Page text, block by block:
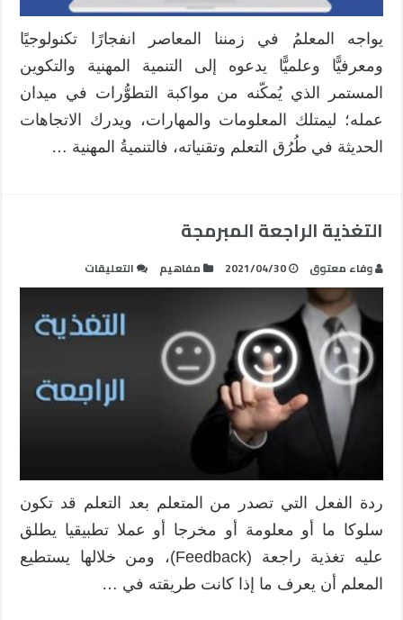
يواجه المعلمُ في زمننا المعاصر انفجارًا تكنولوجيًا
ومعرفيًّا وعلميًّا يدعوه إلى التنمية المهنية والتكوين
المستمر الذي يُمكّنه من مواكبة التطوُّرات في ميدان
عمله؛ ليمتلك المعلومات والمهارات، ويدرك الاتجاهات
الحديثة في طُرُق التعلم وتقنياته، فالتنميةُ المهنية …
التغذية الراجعة المبرمجة
وفاء معتوق 2021/04/30 مفاهيم التعليقات
التغذية
الراجعة
المبرمجة
ردة الفعل التي تصدر من المتعلم بعد التعلم قد تكون
سلوكا ما ‌أو معلومة أو مخرجا أو عملا تطبيقيا يطلق
عليه تغذية راجعة (Feedback)، ومن خلالها يستطيع
المعلم ‌أن يعرف ما إذا كانت طريقته في …